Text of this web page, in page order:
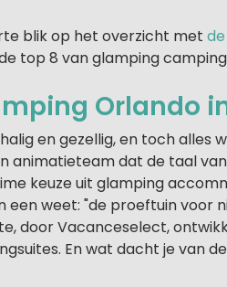
blik op het overzicht met
top 8 van glamping
Orlando
en gezellig, en toch alles
animatieteam dat de taal
keuze uit glamping
een weet: "de proeftuin voor
door Vacanceselect,
En wat dacht je van